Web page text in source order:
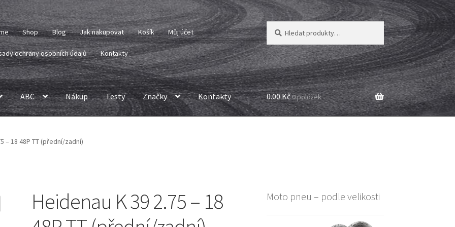
Shop Blog Jak nakupovat Košík Můj účet
ochrany osobních údajů Kontakty
Hledat:
Hledat
ABC Nákup Testy Značky Kontakty 0.00 Kč0 položek
– 18 48P TT (přední/zadní)
Heidenau K 39 2.75 – 18
Moto pneu – podle velikosti